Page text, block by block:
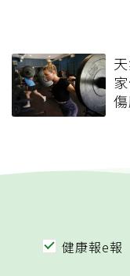
健康報e報